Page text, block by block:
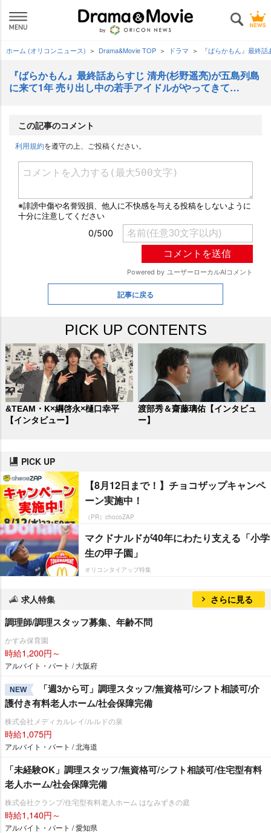
ホーム (オリコンニュース) Drama&Movie TOP ドラマ 『ばらかもん』最終
『ばらかもん』最終話あらすじ 清舟(杉野遥亮)が五島列島
に来て1年 売り出し中の若手アイドルがやってきて…
この記事のコメント
利用規約を遵守の上、ご投稿ください。
記事に戻る
PICK UP CONTENTS
&TEAM・K×綱啓永×樋口幸平
【インタビュー】
渡部秀＆齋藤璃佑【インタビュ
ー】
PICK UP
【8月12日まで！】チョコザップキャンペ
ーン実施中！
（PR）chocoZAP
マクドナルドが40年にわたり支える「小学
生の甲子園」
オリコンタイアップ特集
求人特集 さらに見る
調理師/調理スタッフ募集、年齢不問
かすみ保育園
時給1,200円～
アルバイト・パート / 大阪府
NEW
「週3から可」調理スタッフ/無資格可/シフト相談可/介
護付き有料老人ホーム/社会保障完備
株式会社メディカルレイ/ルルドの泉
時給1,075円
アルバイト・パート / 北海道
「未経験OK」調理スタッフ/無資格可/シフト相談可/住宅型有料
老人ホーム/社会保障完備
株式会社クランプ/住宅型有料老人ホーム はなみずきの庭
時給1,140円～
アルバイト・パート / 愛知県